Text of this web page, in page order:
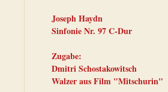
Joseph Haydn
Sinfonie Nr. 97 C-Dur
Zugabe:
Dmitri Schostakowitsch
Walzer aus Film "Mitschurin"